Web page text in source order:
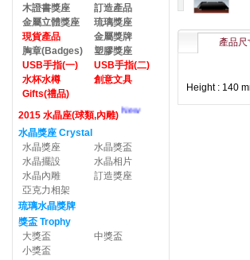
木證書獎座
訂造產品
金屬立體獎座
琉璃獎座
現貨產品
金屬獎牌
胸章(Badges)
塑膠獎座
USB手指(一)
USB手指(二)
水杯水樽
創意文具
Gifts(禮品)
2015 水晶座(球類,內雕)
New
水晶獎座 Crystal
水晶獎座
水晶獎盃
水晶擺設
水晶相片
水晶內雕
訂造獎座
亞克力相架
琉璃水晶獎牌
獎盃 Trophy
大獎盃
中獎盃
小獎盃
產品尺
Height : 140